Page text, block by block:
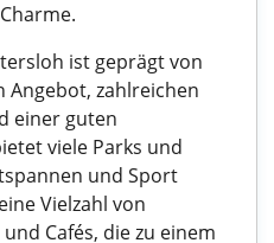
ist geprägt von
zahlreichen
einer guten
viele Parks und
und Sport
Vielzahl von
Cafés, die zu einem